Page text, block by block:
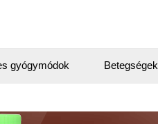
gyógymódok Betegségek